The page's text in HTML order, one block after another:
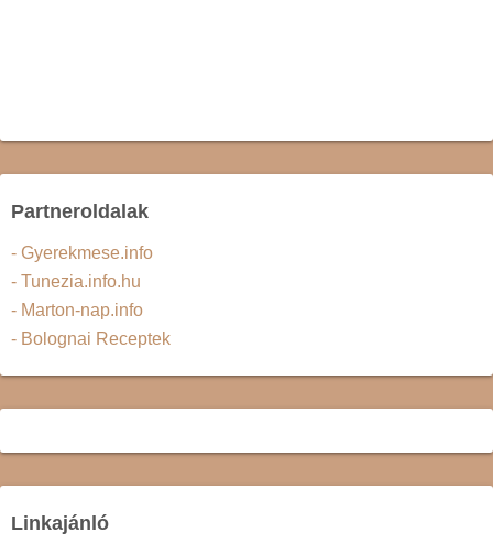
Partneroldalak
- Gyerekmese.info
- Tunezia.info.hu
- Marton-nap.info
- Bolognai Receptek
Linkajánló